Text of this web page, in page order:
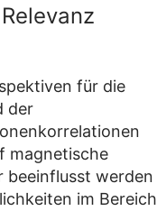
für die
der
magnetische
beeinflusst werden
im Bereich